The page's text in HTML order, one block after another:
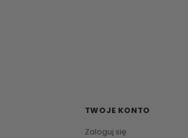
TWOJE KONTO
Zaloguj się